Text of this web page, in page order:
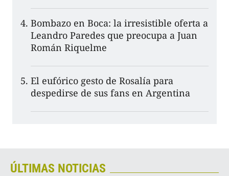
Bombazo en Boca: la irresistible oferta a
Leandro Paredes que preocupa a Juan
Román Riquelme
El eufórico gesto de Rosalía para
despedirse de sus fans en Argentina
ÚLTIMAS NOTICIAS